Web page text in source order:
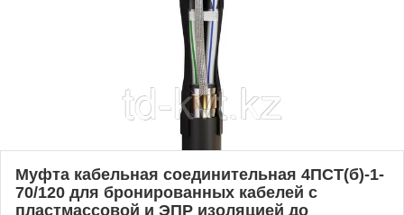
Муфта кабельная соединительная 4ПСТ(б)-1-
70/120 для бронированных кабелей с
пластмассовой и ЭПР изоляцией до